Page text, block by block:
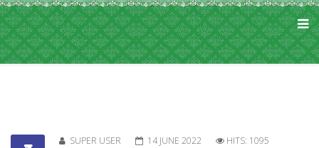
SUPER USER 14 JUNE 2022 HITS: 1095